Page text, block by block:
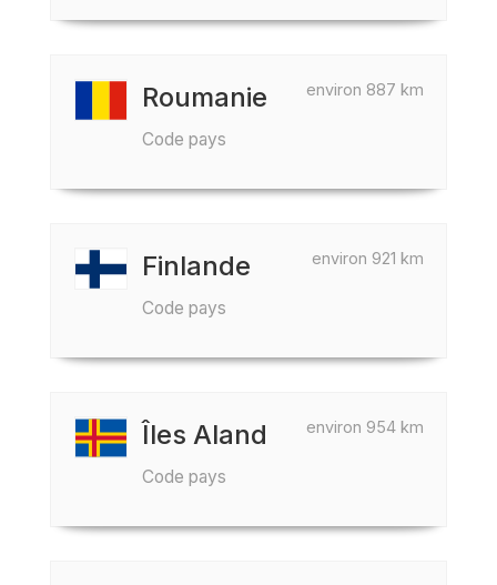
environ 887 km
Roumanie
Code pays
environ 921 km
Finlande
Code pays
environ 954 km
Îles Aland
Code pays